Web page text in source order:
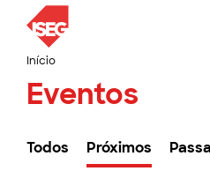
Início
Eventos
Todos Próximos